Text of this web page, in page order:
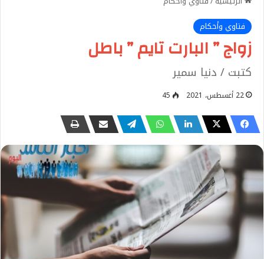
فتاوي وأحكام
زواج ” البارت تايم ” باطل
كتبت / دنيا سمير
22 أغسطس، 2021 45